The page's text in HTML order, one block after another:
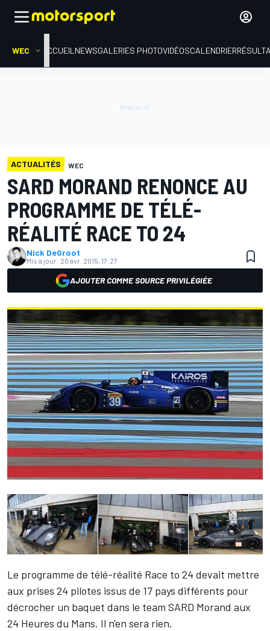
WEC ACCUEIL NEWSGALERIES PHOTOVIDÉOSCALENDRIER
ACTUALITÉS WEC
SARD MORAND RENONCE AU
PROGRAMME DE TÉLÉ-
RÉALITÉ RACE TO 24
Nick DeGroot
Mis à jour: 20 avr. 2015, 17:27
AJOUTER COMME SOURCE PRIVILÉGIÉE
Le programme de télé-réalité Race to 24 devait mettre
aux prises 24 pilotes issus de 17 pays différents pour
décrocher un baquet dans le team SARD Morand aux
24 Heures du Mans. Il n'en sera rien.